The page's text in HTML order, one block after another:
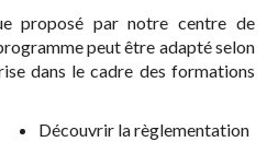
proposé par notre centre de
peut être adapté selon
dans le cadre des formations
Découvrir la règlementation